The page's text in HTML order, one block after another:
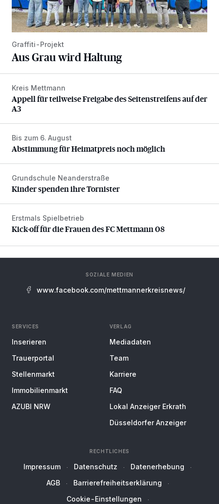
Graffiti-Projekt
Aus Grau wird Haltung
Appell für teilweise Freigabe des Seitenstreifens auf der A3
Kreis Mettmann
Appell für teilweise Freigabe des Seitenstreifens auf der
A3
Abstimmung für Heimatpreis noch möglich
Bis zum 6. August
Abstimmung für Heimatpreis noch möglich
Kinder spenden ihre Tornister
Grundschule Neanderstraße
Kinder spenden ihre Tornister
Kick-off für die Frauen des FC Mettmann 08
Erstmals Spielbetrieb
Kick-off für die Frauen des FC Mettmann 08
SOZIALE MEDIEN
www.facebook.com/mettmannerkreisnews/
SERVICES
Inserieren
Trauerportal
Stellenmarkt
Immobilienmarkt
AZUBI NRW
VERLAG
Mediadaten
Team
Karriere
FAQ
Lokal Anzeiger Erkrath
Düsseldorfer Anzeiger
RECHTLICHES
Impressum Datenschutz
Datenerhebung
AGB
Barrierefreiheitserklärung
Cookie-Einstellungen